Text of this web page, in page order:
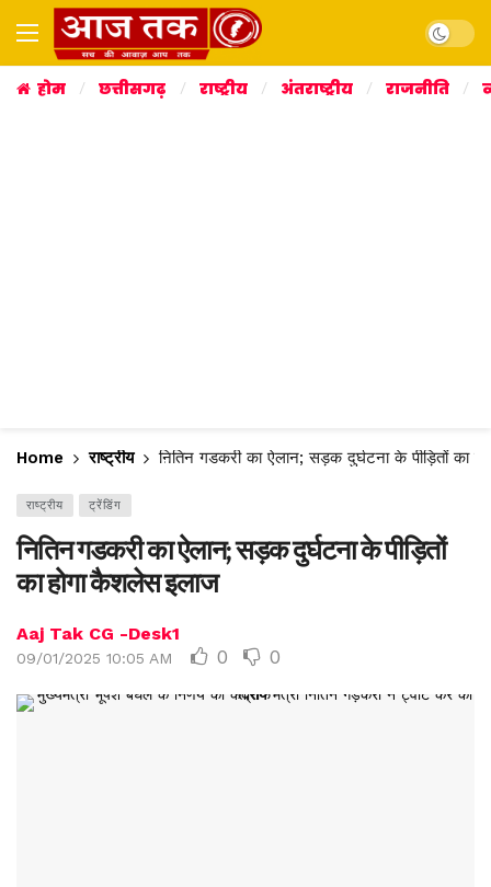
Dark
होम छत्तीसगढ़ राष्ट्रीय अंतराष्ट्रीय राजनीति
Home राष्ट्रीय नितिन गडकरी का ऐलान; सड़क दुर्घटना के पीड़ितों का
राष्ट्रीय ट्रेंडिंग
नितिन गडकरी का ऐलान; सड़क दुर्घटना के पीड़ितों
का होगा कैशलेस इलाज
Aaj Tak CG -Desk1
09/01/2025 10:05 AM 0 0